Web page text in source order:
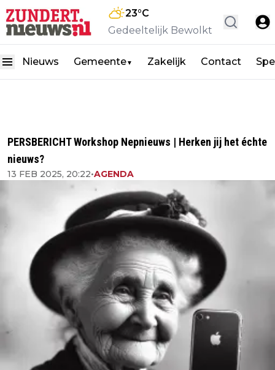
23°C
Gedeeltelijk Bewolkt
Nieuws Gemeente▼ Zakelijk Contact
PERSBERICHT Workshop Nepnieuws | Herken jij het échte
nieuws?
13 FEB 2025, 20:22•AGENDA